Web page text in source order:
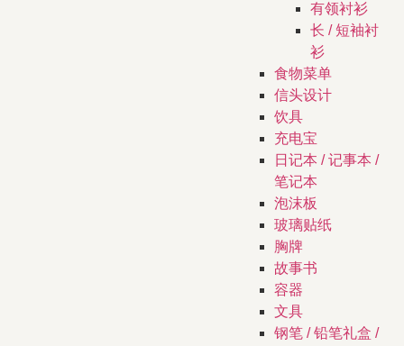
有领衬衫
长 / 短袖衬
衫
食物菜单
信头设计
饮具
充电宝
日记本 / 记事本 /
笔记本
泡沫板
玻璃贴纸
胸牌
故事书
容器
文具
钢笔 / 铅笔礼盒 /